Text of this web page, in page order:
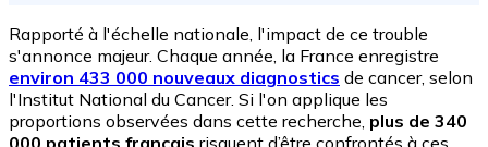
Rapporté à l'échelle nationale, l'impact de ce trouble
s'annonce majeur. Chaque année, la France enregistre
environ 433 000 nouveaux diagnostics de cancer, selon
l'Institut National du Cancer. Si l'on applique les
proportions observées dans cette recherche, plus de 340